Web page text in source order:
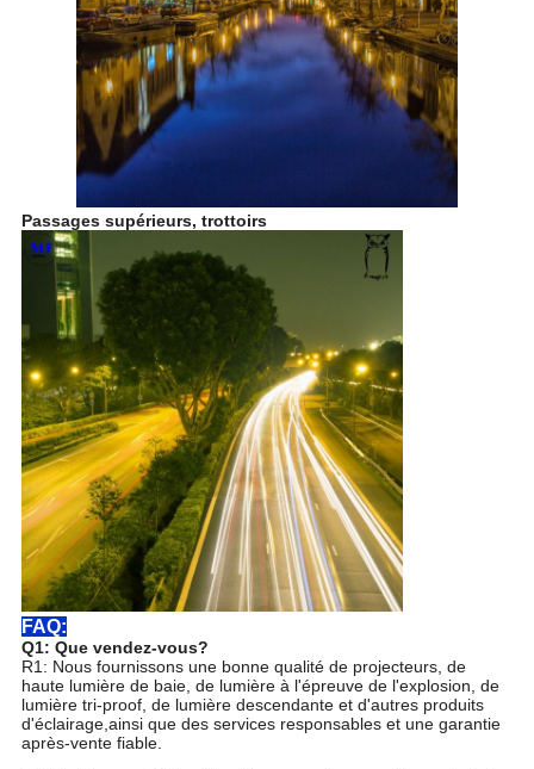
Passages supérieurs, trottoirs
FAQ:
Q1: Que vendez-vous?
R1: Nous fournissons une bonne qualité de projecteurs, de
haute lumière de baie, de lumière à l'épreuve de l'explosion, de
lumière tri-proof, de lumière descendante et d'autres produits
d'éclairage,ainsi que des services responsables et une garantie
après-vente fiable.